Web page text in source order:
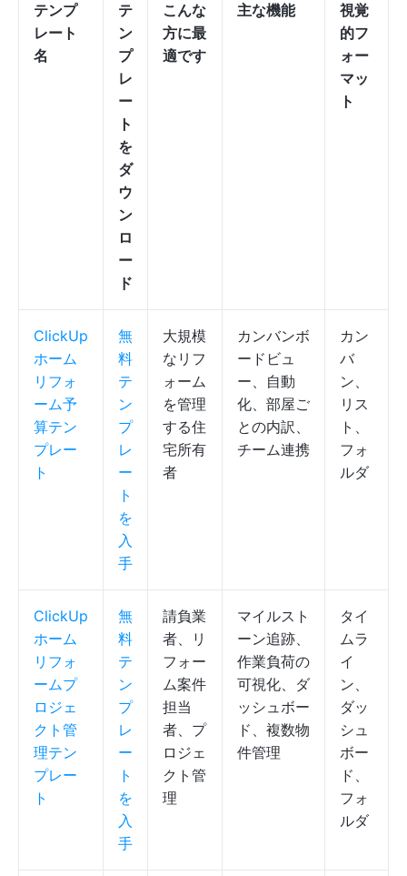
テンプ
レート
名
テ
ン
プ
レ
ー
ト
を
ダ
ウ
ン
ロ
ー
ド
こんな
方に最
適です
主な機能
視覚
的フ
ォー
マッ
ト
ClickUp
ホーム
リフォ
ーム予
算テン
プレー
ト
無
料
テ
ン
プ
レ
ー
ト
を
入
手
大規模
なリフ
ォーム
を管理
する住
宅所有
者
カンバンボ
ードビュ
ー、自動
化、部屋ご
との内訳、
チーム連携
カン
バ
ン、
リス
ト、
フォ
ルダ
ClickUp
ホーム
リフォ
ームプ
ロジェ
クト管
理テン
プレー
ト
無
料
テ
ン
プ
レ
ー
ト
を
入
手
請負業
者、リ
フォー
ム案件
担当
者、プ
ロジェ
クト管
理
マイルスト
ーン追跡、
作業負荷の
可視化、ダ
ッシュボー
ド、複数物
件管理
タイ
ムラ
イ
ン、
ダッ
シュ
ボー
ド、
フォ
ルダ